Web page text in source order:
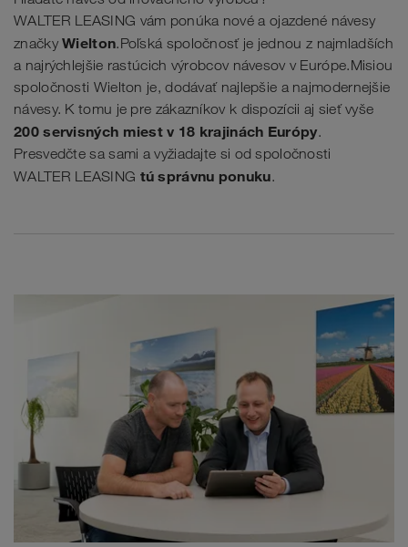
WALTER LEASING vám ponúka nové a ojazdené návesy
značkyWielton.Poľská spoločnosť je jednou z najmladších
a najrýchlejšie rastúcich výrobcov návesov v Európe.Misiou
spoločnosti Wielton je, dodávať najlepšie a najmodernejšie
návesy. K tomu je pre zákazníkov k dispozícii aj sieť vyše
200 servisných miest v 18 krajinách Európy.
Presvedčte sa sami a vyžiadajte si od spoločnosti
WALTER LEASING tú správnu ponuku.